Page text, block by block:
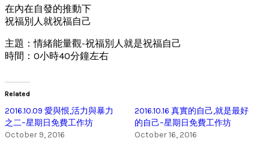
在內在自發的推動下
祝福別人就祝福自己
主題：情緒能量觀-祝福別人就是祝福自己
時間：0小時40分鐘左右
Related
2016.10.09 愛與恨,活力與暴力
之二–星期日免費工作坊
October 9, 2016
2016.10.16 真實的自己,就是最好
的自己–星期日免費工作坊
October 16, 2016